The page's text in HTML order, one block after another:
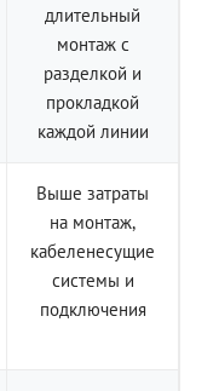
длительный
монтаж с
разделкой и
прокладкой
каждой линии
Выше затраты
на монтаж,
кабеленесущие
системы и
подключения